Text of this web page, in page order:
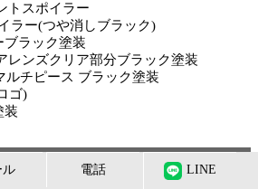
トスポイラー
ラー(つや消しブラック)
ラック塗装
レンズクリア部分ブラック塗装
チピース ブラック塗装
ゴ)
装
ル 電話 LINE